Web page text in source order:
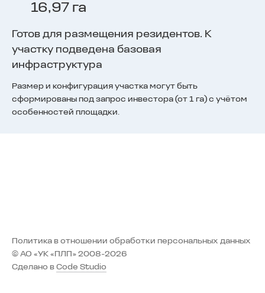
16,97 га
Готов для размещения резидентов. К
участку подведена базовая
инфраструктура
Размер и конфигурация участка могут быть
сформированы под запрос инвестора (от 1 га) с учётом
особенностей площадки.
Политика в отношении обработки персональных данных
© АО «УК «ПЛП» 2008-2026
Сделано в Code Studio